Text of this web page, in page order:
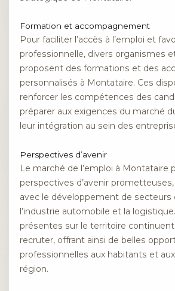
Formation et accompagnement
Pour faciliter l’accès à l’emploi et
professionnelle, divers organismes
proposent des formations et des
personnalisés à Montataire. Ces
renforcer les compétences des
préparer aux exigences du marché
leur intégration au sein des
Perspectives d’avenir
Le marché de l’emploi à Montataire
perspectives d’avenir
avec le développement de secteurs
l’industrie automobile et la
présentes sur le territoire continuent
recruter, offrant ainsi de belles
professionnelles aux habitants et
région.